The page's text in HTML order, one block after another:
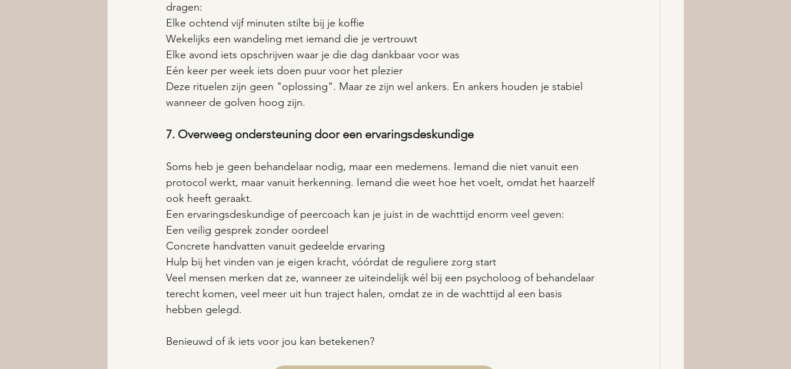
dragen:
Elke ochtend vijf minuten stilte bij je koffie
Wekelijks een wandeling met iemand die je vertrouwt
Elke avond iets opschrijven waar je die dag dankbaar voor was
Eén keer per week iets doen puur voor het plezier
Deze rituelen zijn geen "oplossing". Maar ze zijn wel ankers. En ankers houden je stabiel
wanneer de golven hoog zijn.
7. Overweeg ondersteuning door een ervaringsdeskundige
Soms heb je geen behandelaar nodig, maar een medemens. Iemand die niet vanuit een
protocol werkt, maar vanuit herkenning. Iemand die weet hoe het voelt, omdat het haarzelf
ook heeft geraakt.
Een ervaringsdeskundige of peercoach kan je juist in de wachttijd enorm veel geven:
Een veilig gesprek zonder oordeel
Concrete handvatten vanuit gedeelde ervaring
Hulp bij het vinden van je eigen kracht, vóórdat de reguliere zorg start
Veel mensen merken dat ze, wanneer ze uiteindelijk wél bij een psycholoog of behandelaar
terecht komen, veel meer uit hun traject halen, omdat ze in de wachttijd al een basis
hebben gelegd.
Benieuwd of ik iets voor jou kan betekenen?